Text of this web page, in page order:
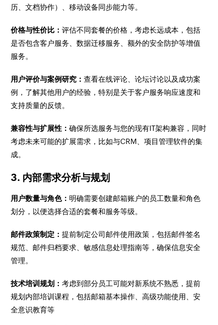
历、文档协作）、移动设备同步能力等。
价格与性价比：评估不同套餐的价格，考虑长远成本，包括
是否包含客户服务、数据迁移服务、额外的安全防护等增值
服务。
用户评价与案例研究：查看在线评论、论坛讨论以及成功案
例，了解其他用户的经验，特别是关于客户服务响应速度和
支持质量的反馈。
兼容性与扩展性：确保所选服务与您的现有IT架构兼容，同时
考虑未来可能的扩展需求，比如与CRM、项目管理软件的集
成。
3. 内部需求分析与规划
用户数量与角色： 明确需要创建邮箱账户的员工数量和角色
划分，以便选择合适的套餐和服务等级。
邮件政策制定：提前制定公司邮件使用政策，包括邮件签名
规范、邮件归档要求、敏感信息处理指南等，确保信息安全
管理。
技术培训规划：考虑到部分员工可能对新系统不熟悉，提前
规划内部培训课程，包括邮箱基本操作、高级功能使用、安
全意识教育等